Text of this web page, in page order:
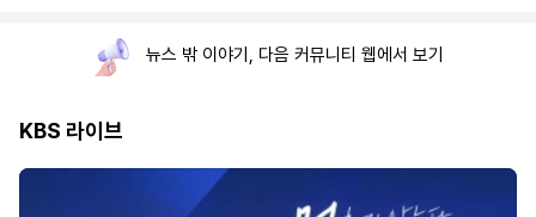
뉴스 밖 이야기, 다음 커뮤니티 웹에서 보기
KBS 라이브